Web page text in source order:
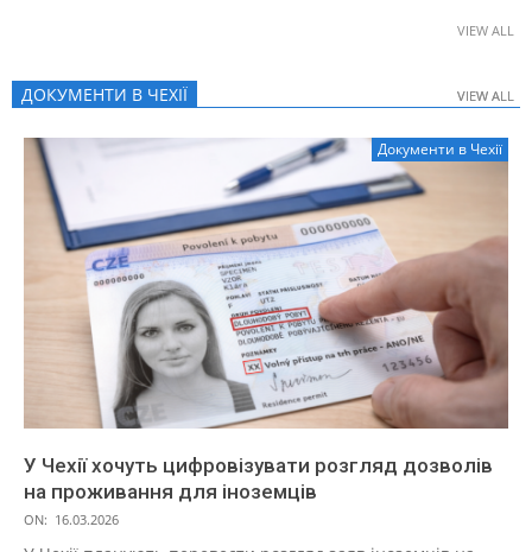
VIEW ALL
ДОКУМЕНТИ В ЧЕХІЇ VIEW ALL
Документи в Чехії
У Чехії хочуть цифровізувати розгляд дозволів
на проживання для іноземців
ON: 16.03.2026
VIEW ALL